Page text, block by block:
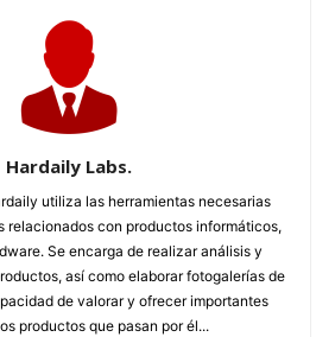
Hardaily Labs.
utiliza las herramientas necesarias
relacionados con productos informáticos,
Se encarga de realizar análisis y
así como elaborar fotogalerías de
de valorar y ofrecer importantes
productos que pasan por él...